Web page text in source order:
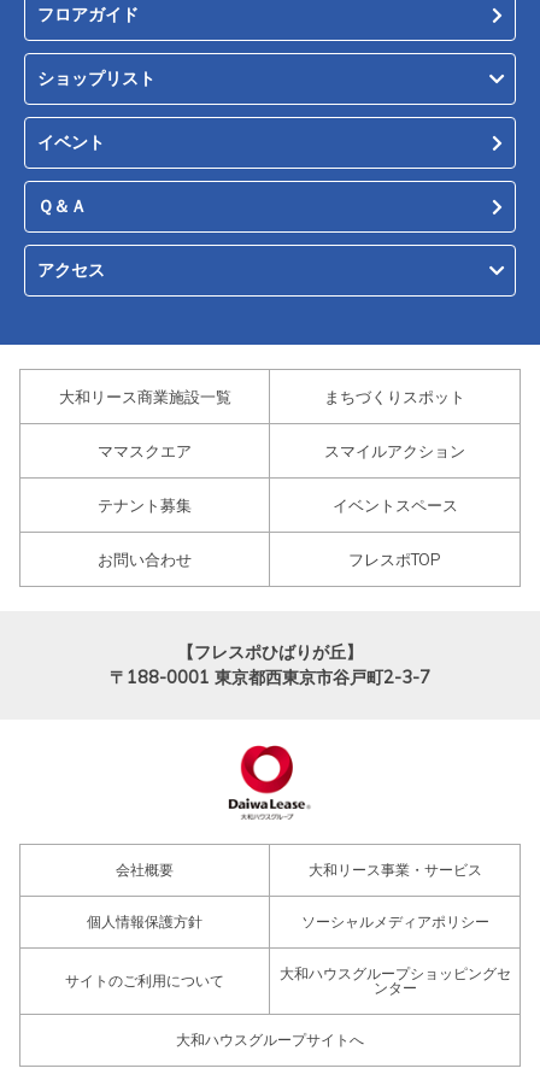
フロアガイド
ショップリスト
イベント
Ｑ＆Ａ
アクセス
大和リース商業施設一覧 まちづくりスポット
ママスクエア スマイルアクション
テナント募集 イベントスペース
お問い合わせ フレスポTOP
【フレスポひばりが丘】
〒188-0001 東京都西東京市谷戸町2-3-7
会社概要 大和リース事業・サービス
個人情報保護方針 ソーシャルメディアポリシー
サイトのご利用について
大和ハウスグループショッピングセ
ンター
大和ハウスグループサイトへ